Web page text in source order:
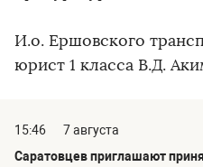
И.о. Ершовского
юрист 1 класса В.Д.
15:46
7 августа
Саратовцев приглашают